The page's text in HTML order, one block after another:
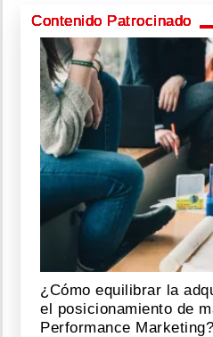
Contenido Patrocinado
¿Cómo equilibrar la
el posicionamiento de
Performance Marketing?